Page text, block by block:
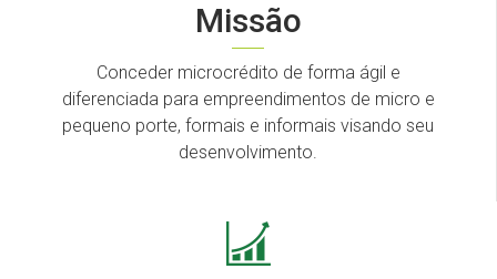
Missão
Conceder microcrédito de forma ágil e
diferenciada para empreendimentos de micro e
pequeno porte, formais e informais visando seu
desenvolvimento.